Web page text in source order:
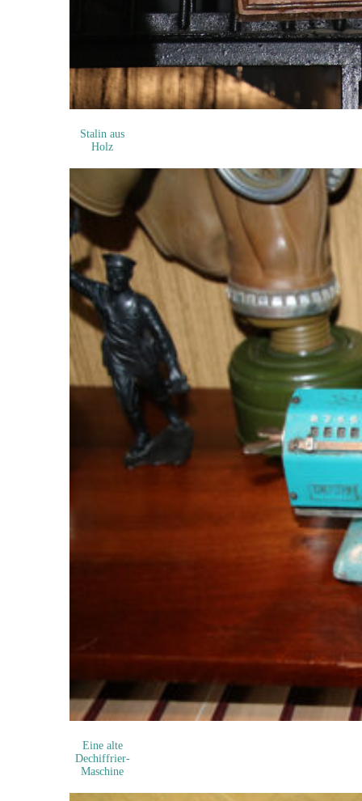
Stalin aus
Holz
Eine alte
Dechiffrier-
Maschine